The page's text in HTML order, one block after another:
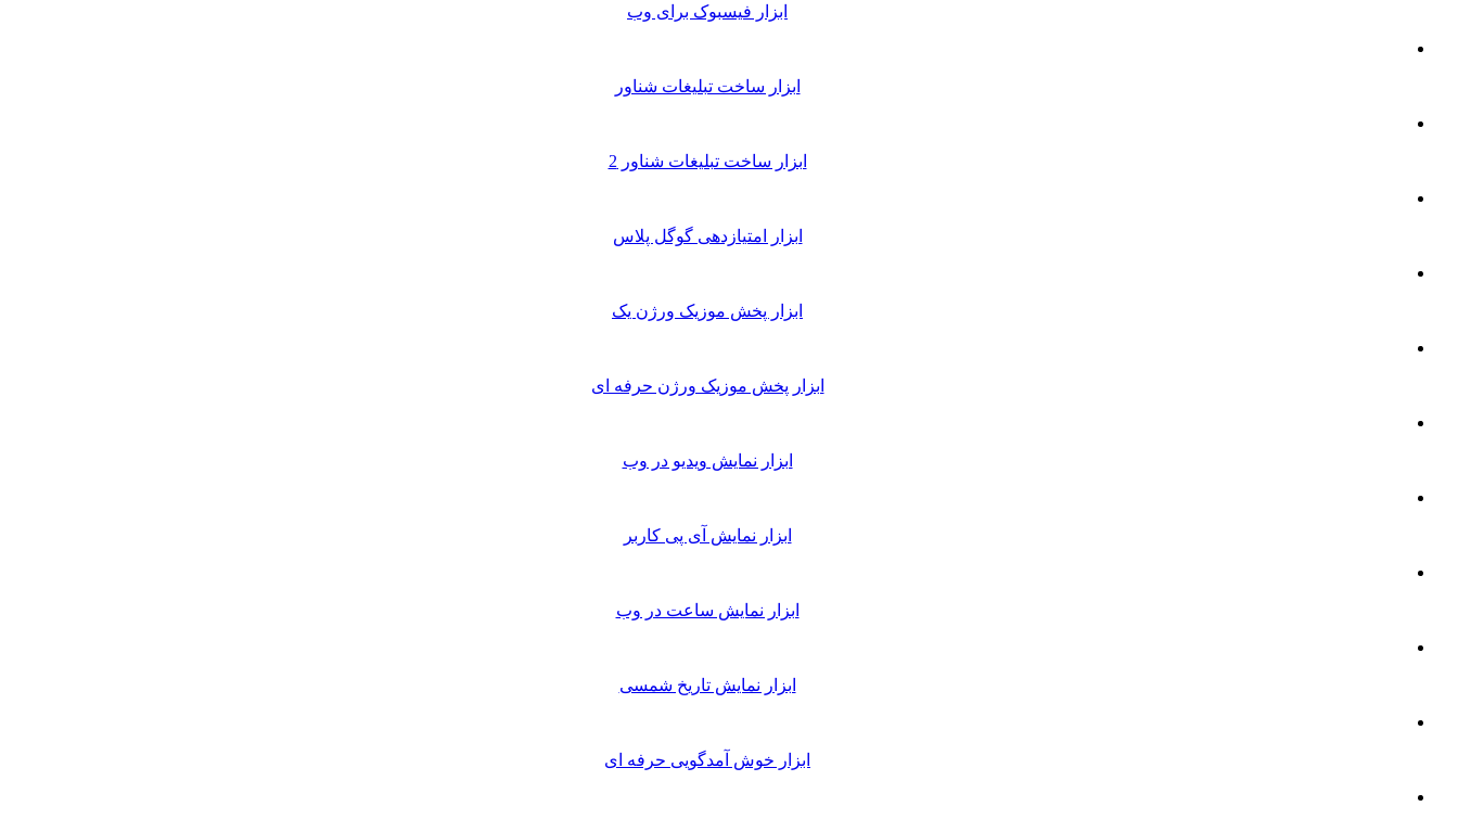
ابزار فیسبوک برای وب
ابزار ساخت تبلیغات شناور
ابزار ساخت تبلیغات شناور 2
ابزار امتیازدهی گوگل پلاس
ابزار پخش موزیک ورژن یک
ابزار پخش موزیک ورژن حرفه ای
ابزار نمایش ویدیو در وب
ابزار نمایش آی پی کاربر
ابزار نمایش ساعت در وب
ابزار نمایش تاریخ شمسی
ابزار خوش آمدگویی حرفه ای